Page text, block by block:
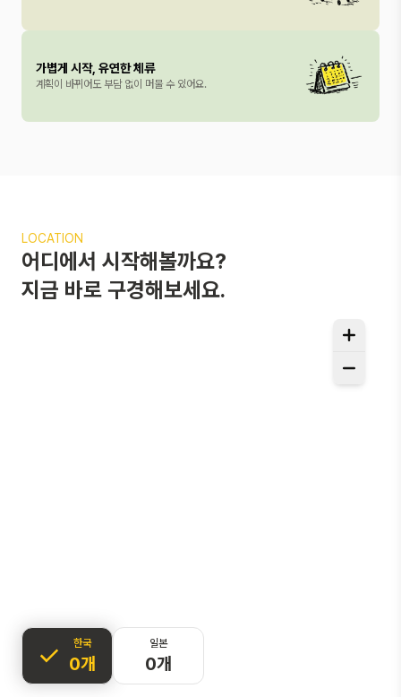
가볍게 시작, 유연한 체류
계획이 바뀌어도 부담 없이 머물 수 있어요.
LOCATION
어디에서 시작해볼까요?
지금 바로 구경해보세요.
한국
0개
일본
0개